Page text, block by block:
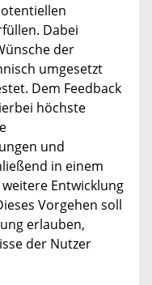
Dabei
der
umgesetzt
Dem Feedback
höchste
und
in einem
Entwicklung
Vorgehen soll
erlauben,
der Nutzer